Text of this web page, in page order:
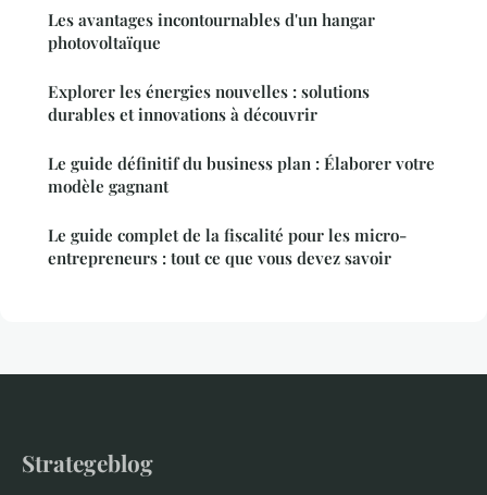
Les avantages incontournables d'un hangar
photovoltaïque
Explorer les énergies nouvelles : solutions
durables et innovations à découvrir
Le guide définitif du business plan : Élaborer votre
modèle gagnant
Le guide complet de la fiscalité pour les micro-
entrepreneurs : tout ce que vous devez savoir
Strategeblog